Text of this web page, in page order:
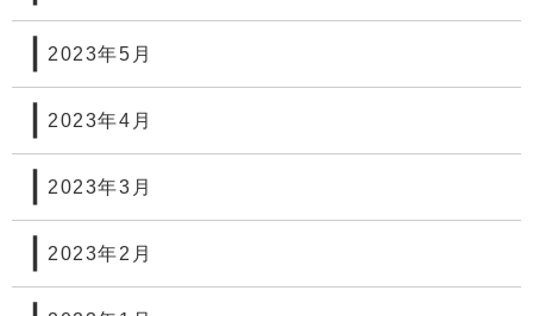
2023年5月
2023年4月
2023年3月
2023年2月